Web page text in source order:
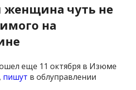
чуть не
на
еще 11 октября в Изюме
пишут в облуправлении